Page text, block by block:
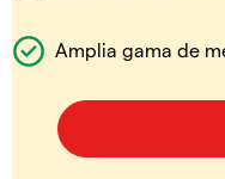
Amplia gama de